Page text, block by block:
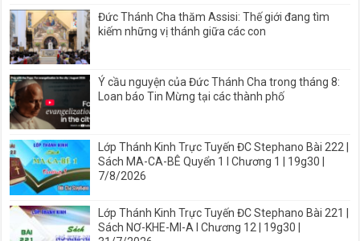
Đức Thánh Cha thăm Assisi: Thế giới đang tìm
kiếm những vị thánh giữa các con
Ý cầu nguyện của Đức Thánh Cha trong tháng 8:
Loan báo Tin Mừng tại các thành phố
Lớp Thánh Kinh Trực Tuyến ĐC Stephano Bài 222 |
Sách MA-CA-BÊ Quyển 1 I Chương 1 | 19g30 |
7/8/2026
Lớp Thánh Kinh Trực Tuyến ĐC Stephano Bài 221 |
Sách NƠ-KHE-MI-A I Chương 12 | 19g30 |